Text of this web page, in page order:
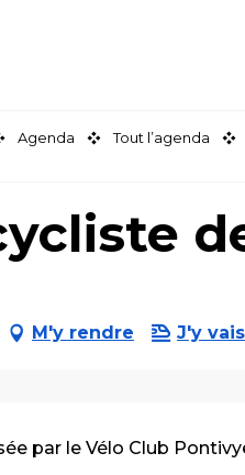
Agenda Tout l’agenda
M'y rendre J'y
par le Vélo Club